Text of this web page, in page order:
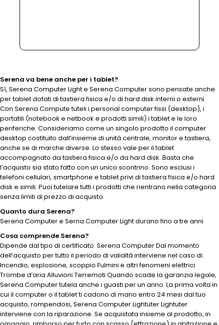
Serena va bene anche per i tablet?
Sì, Serena Computer Light e Serena Computer sono pensate anche
per tablet dotati di tastiera fisica e/o di hard disk interni o esterni.
Con Serena Compute tuteli i personal computer fissi (desktop), i
portatili (notebook e netbook e prodotti simili) i tablet e le loro
periferiche. Consideriamo come un singolo prodotto il computer
desktop costituito dall’insieme di unità centrale, monitor e tastiera,
anche se di marche diverse. Lo stesso vale per il tablet
accompagnato da tastiera fisica e/o da hard disk. Basta che
l’acquisto sia stato fatto con un unico scontrino. Sono esclusi i
telefoni cellulari, smartphone e tablet privi di tastiera fisica e/o hard
disk e simili. Puoi tutelare tutti i prodotti che rientrano nella categoria
senza limiti di prezzo di acquisto.
Quanto dura Serena?
Serena Computer e Serna Computer Light durano fino a tre anni
Cosa comprende Serena?
Dipende dal tipo di certificato: Serena Computer Dal momento
dell’acquisto per tutto il periodo di validità interviene nel caso di:
Incendio, esplosione, scoppio Fulmini e altri fenomeni elettrici
Trombe d’aria Alluvioni Terremoti Quando scade la garanzia legale,
Serena Computer tutela anche i guasti per un anno. La prima volta in
cui il computer o il tablet ti cadono di mano entro 24 mesi dal tuo
acquisto, rompendosi, Serena Computer Lightuter Lightuter
interviene con la riparazione. Se acquistata insieme al prodotto, in